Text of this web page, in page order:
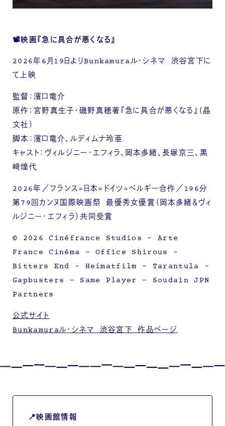
📽️映画『急に具合が悪くなる』
2026年6月19日よりBunkamuraル・シネマ 渋谷宮下に
て上映
監督：濱口竜介
原作：宮野真生子・磯野真穂著『急に具合が悪くなる』（晶
文社）
脚本：濱口竜介、ルディムナ玲亜
キャスト：ヴィルジニー・エフィラ、岡本多緒、長塚京三、黒
崎煌代
2026年／フランス=日本=ドイツ=ベルギー合作／196分
第79回カンヌ国際映画祭 最優秀女優賞（岡本多緒＆ヴィ
ルジニー・エフィラ）共同受賞
© 2026 Cinéfrance Studios – Arte
France Cinéma – Office Shirous –
Bitters End – Heimatfilm – Tarantula –
Gapbusters – Same Player – Soudain JPN
Partners
公式サイト
Bunkamuraル・シネマ 渋谷宮下 作品ページ
📍映画館情報